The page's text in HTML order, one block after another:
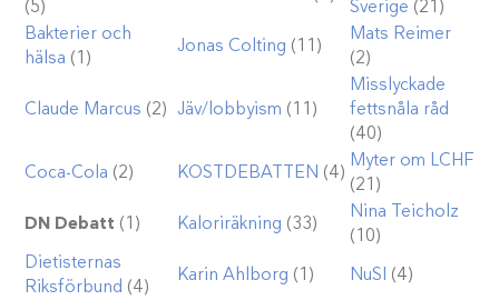
(5)
Sverige (21)
Bakterier och
hälsa (1)
Jonas Colting (11)
Mats Reimer
(2)
Claude Marcus (2) Jäv/lobbyism (11)
Misslyckade
fettsnåla råd
(40)
Coca-Cola (2) KOSTDEBATTEN (4)
Myter om LCHF
(21)
DN Debatt (1) Kaloriräkning (33)
Nina Teicholz
(10)
Dietisternas
Riksförbund (4)
Karin Ahlborg (1) NuSI (4)